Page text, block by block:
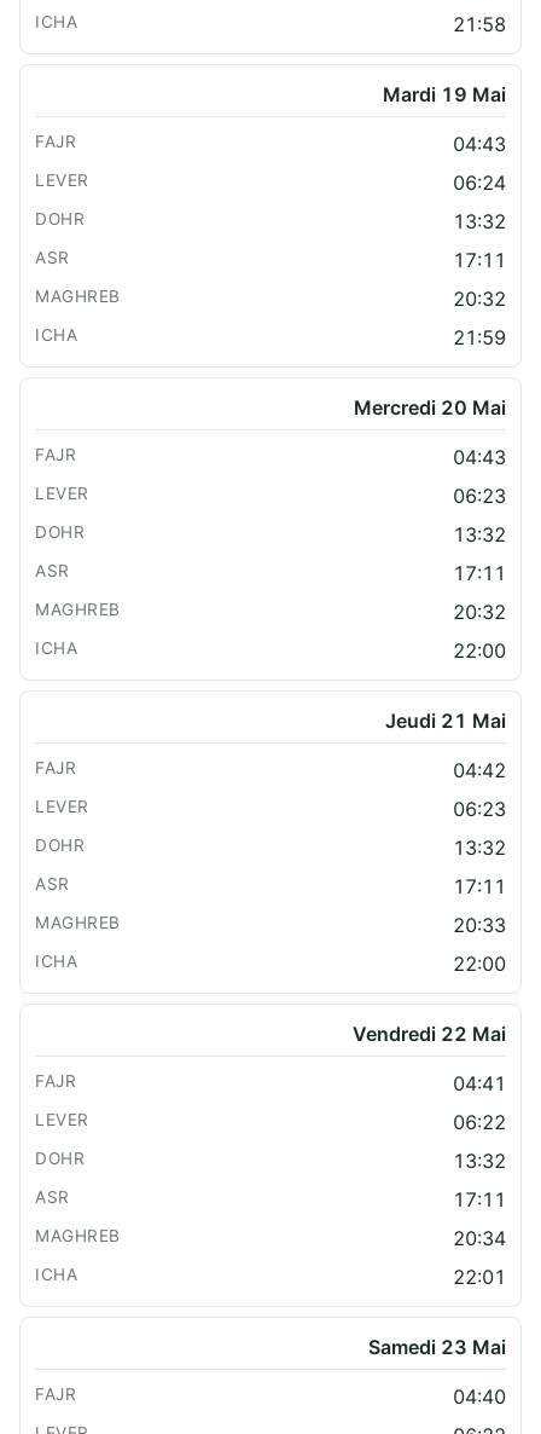
21:58
Mardi 19 Mai
04:43
06:24
13:32
17:11
20:32
21:59
Mercredi 20 Mai
04:43
06:23
13:32
17:11
20:32
22:00
Jeudi 21 Mai
04:42
06:23
13:32
17:11
20:33
22:00
Vendredi 22 Mai
04:41
06:22
13:32
17:11
20:34
22:01
Samedi 23 Mai
04:40